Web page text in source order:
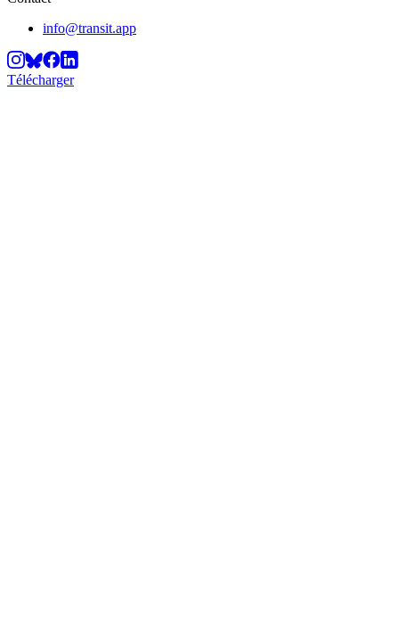
info@transit.app
Télécharger